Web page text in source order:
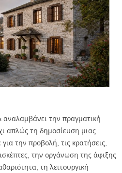
την πραγματική
απλώς τη δημοσίευση μιας
την προβολή, τις κρατήσεις,
την οργάνωση της άφιξης
τη λειτουργική